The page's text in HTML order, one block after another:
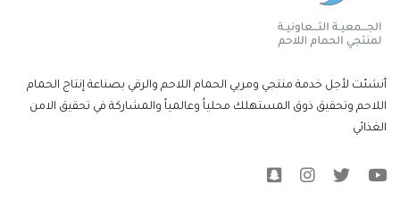
أنشئت لأجل خدمة منتجي ومربي الحمام اللاحم والرقي بصناعة إنتاج الحمام
اللاحم وتحقيق ذوق المستهلك محلياُ وعالمياً والمشاركة في تحقيق الامن
الغذائي